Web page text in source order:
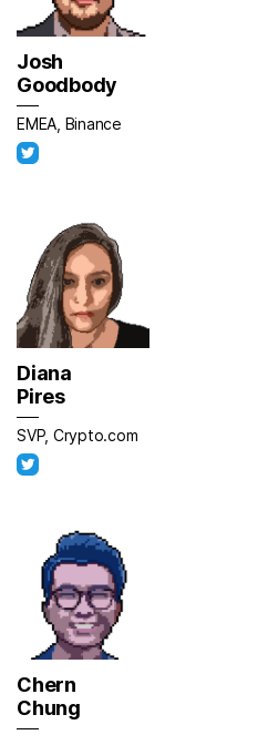
Josh
Goodbody
EMEA, Binance
Diana
Pires
SVP, Crypto.com
Chern
Chung